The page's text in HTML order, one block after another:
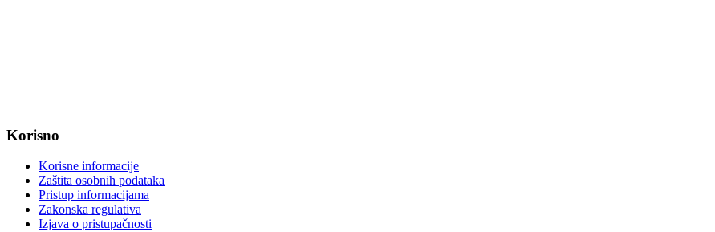
Korisno
Korisne informacije
Zaštita osobnih podataka
Pristup informacijama
Zakonska regulativa
Izjava o pristupačnosti